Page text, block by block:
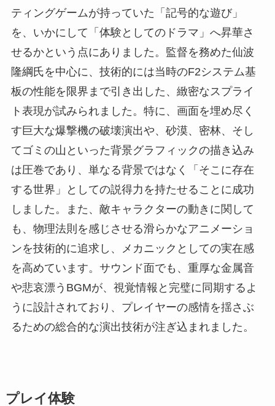
ティングゲームが持っていた「記号的な遊び」
を、いかにして「体験としてのドラマ」へ昇華さ
せるかという点にありました。監督を務めた仙波
隆綱氏を中心に、技術的には当時のF2システム基
板の性能を限界まで引き出した、緻密なスプライ
ト表現が試みられました。特に、画面を埋め尽く
す巨大な爆撃機の破壊演出や、砂漠、密林、そし
てゴミの山といった背景グラフィックの描き込み
は圧巻であり、単なる背景ではなく「そこに存在
する世界」としての説得力を持たせることに成功
しました。また、敵キャラクターの動きに関して
も、物理法則を感じさせる滑らかなアニメーショ
ンを技術的に追求し、メカニックとしての実在感
を高めています。サウンド面でも、重厚な金属音
や悲哀漂うBGMが、視覚情報と完璧に同期するよ
うに設計されており、プレイヤーの感情を揺さぶ
るための総合的な演出技術が注ぎ込まれました。
プレイ体験